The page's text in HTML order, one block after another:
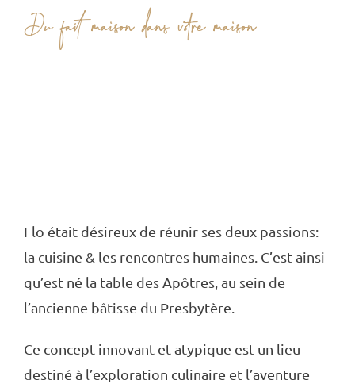
Du fait maison dans votre maison
Flo était désireux de réunir ses deux passions:
la cuisine & les rencontres humaines. C’est ainsi
qu’est né la table des Apôtres, au sein de
l’ancienne bâtisse du Presbytère.
Ce concept innovant et atypique est un lieu
destiné à l’exploration culinaire et l’aventure